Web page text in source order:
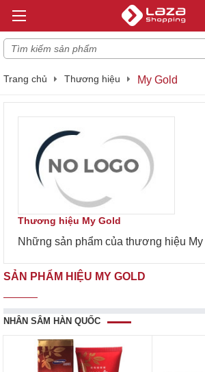
Trang chủ Thương hiệu My Gold
Thương hiệu My Gold
Những sản phẩm của thương hiệu My
SẢN PHẨM HIỆU MY GOLD
NHÂN SÂM HÀN QUỐC